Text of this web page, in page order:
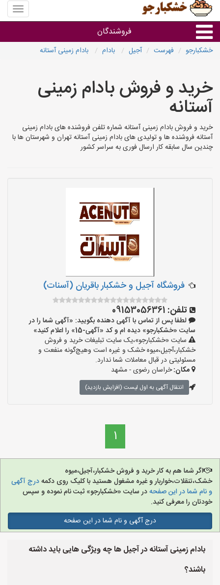
منوی
سایت
فروشندگان
فروشنده های استان ها
خشکبارجو فهرست آجیل بادام بادام زمینی آستانه
خرید و فروش بادام زمینی
آستانه
خرید و فروش بادام زمینی آستانه شماره تلفن فروشنده های بادام زمینی
آستانه فروشنده ها و تولیدی های بادام زمینی آستانه تهران و شهرستان ها با
چندین سال سابقه کار ارسال فوری به سراسر کشور
فروشگاه آجیل و خشکبار باقریان (آسنات)
تلفن: 09153056361
لطفا پس از تماس با آگهی دهنده بگویید: «آگهی شما را در
سایت «خشکبارجو» دیده ام و کد «آگهی-15» را اعلام کنید»
سایت «خشکبارجو»،یک سایت تبلیغات خرید و فروش
خشکبار،آجیل،میوه خشک و غیره است وهیچ‌گونه منفعت و
مسئولیتی در قبال معاملات شما ندارد.
مکان:خراسان رضوی - مشهد
انتقال آگهی به اول لیست (افزایش بازدید)
1
اگر شما هم به کار خرید و فروش خشکبار،آجیل،میوه
خشک،تنقلات،خواربار و غیره مشغول هستید با کلیک روی دکمهدرج آگهی
و نام شما در این صفحهدر سایت «خشکبارجو» ثبت نام نموده و سپس
خودتان را معرفی کنید.
درج آگهی و نام شما در این صفحه
بادام زمینی آستانه در آجیل ها چه ویژگی هایی باید داشته
باشند؟